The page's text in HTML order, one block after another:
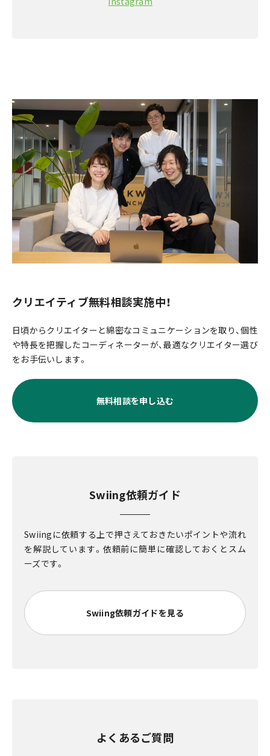
クリエイティブ無料相談実施中！
日頃からクリエイターと綿密なコミュニケーションを取り、個性
や特長を把握したコーディネーターが、最適なクリエイター選び
をお手伝いします。
無料相談を申し込む
Swiing依頼ガイド
Swiingに依頼する上で押さえておきたいポイントや流れ
を解説しています。依頼前に簡単に確認しておくとスム
ーズです。
Swiing依頼ガイドを見る
よくあるご質問